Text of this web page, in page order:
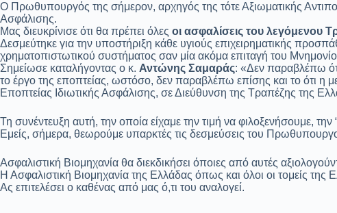
Ο Πρωθυπουργός της σήμερον, αρχηγός της τότε Αξιωματικής
Ασφάλισης.
Μας διευκρίνισε ότι θα πρέπει όλες οι ασφαλίσεις του λεγόμενου
Δεσμεύτηκε για την υποστήριξη κάθε υγιούς επιχειρηματικής
χρηματοπιστωτικού συστήματος σαν μία ακόμα επιταγή του
Σημείωσε καταλήγοντας ο κ. Αντώνης Σαμαράς: «Δεν παραβλέπω
το έργο της εποπτείας, ωστόσο, δεν παραβλέπω επίσης και το ότι η
Εποπτείας Ιδιωτικής Ασφάλισης, σε Διεύθυνση της Τραπέζης της
Τη συνέντευξη αυτή, την οποία είχαμε την τιμή να φιλοξενήσουμε,
Εμείς, σήμερα, θεωρούμε υπαρκτές τις δεσμεύσεις του
Ασφαλιστική Βιομηχανία θα διεκδικήσει όποιες από αυτές
Η Ασφαλιστική Βιομηχανία της Ελλάδας όπως και όλοι οι τομείς της
Ας επιτελέσει ο καθένας από μας ό,τι του αναλογεί.